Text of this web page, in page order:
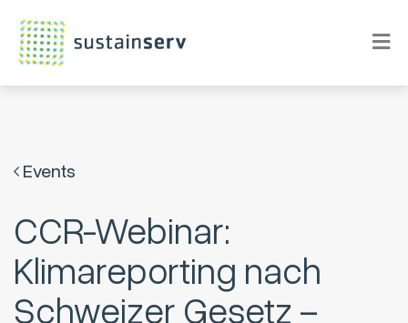
Events
CCR-Webinar:
Klimareporting nach
Schweizer Gesetz –